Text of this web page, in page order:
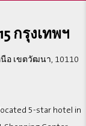
กรุงเทพฯ
อ เขตวัฒนา, 10110
5-star hotel in